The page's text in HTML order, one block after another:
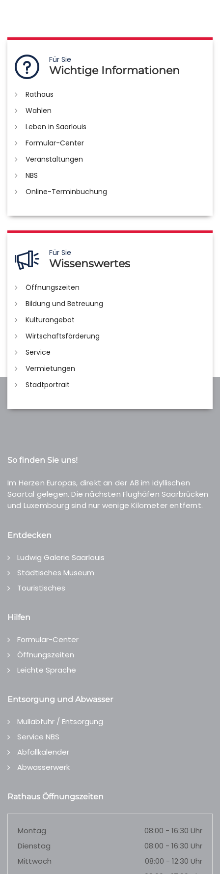
Für Sie
Wichtige Informationen
Rathaus
Wahlen
Leben in Saarlouis
Formular-Center
Veranstaltungen
NBS
Online-Terminbuchung
Für Sie
Wissenswertes
Öffnungszeiten
Bildung und Betreuung
Kulturangebot
Wirtschaftsförderung
Service
Vermietungen
Stadtportrait
So finden Sie uns!
Im Herzen Europas, direkt an der A8 im idyllischen
Saartal gelegen. Die nächsten Flughäfen Saarbrücken
und Luxembourg sind nur wenige Kilometer entfernt.
Entdecken
Ludwig Galerie Saarlouis
Städtisches Museum
Touristisches
Hilfen
Formular-Center
Öffnungszeiten
Leichte Sprache
Entsorgung und Abwasser
Müllabfuhr / Entsorgung
Service NBS
Abfallkalender
Abwasserwerk
Rathaus Öffnungszeiten
Montag
08:00 - 16:30 Uhr
Dienstag
08:00 - 16:30 Uhr
Mittwoch
08:00 - 12:30 Uhr